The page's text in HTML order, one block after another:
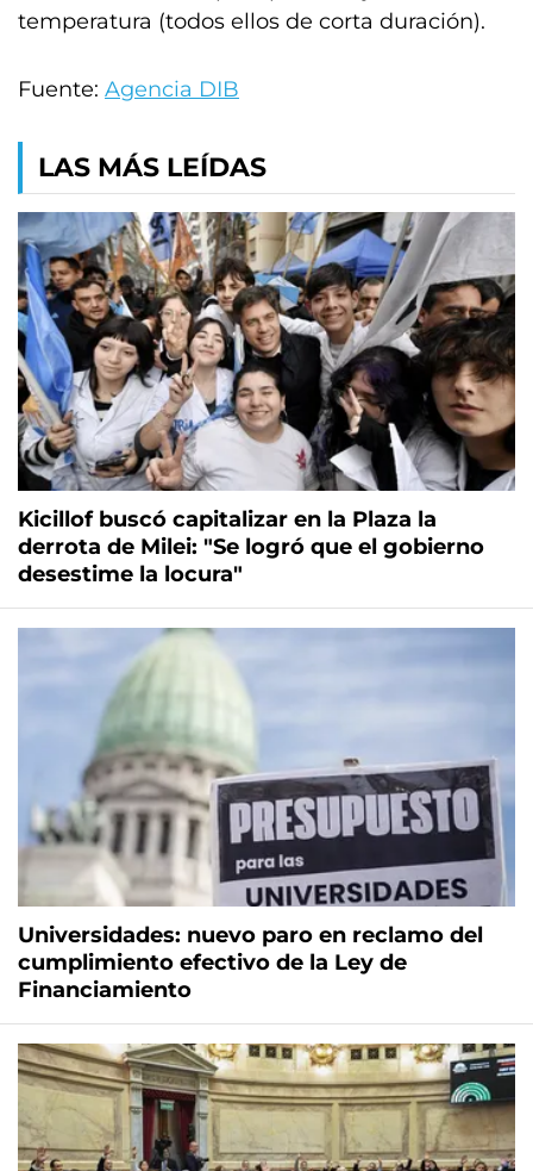
temperatura (todos ellos de corta duración).
Fuente: Agencia DIB
LAS MÁS LEÍDAS
Kicillof buscó capitalizar en la Plaza la
derrota de Milei: "Se logró que el gobierno
desestime la locura"
Universidades: nuevo paro en reclamo del
cumplimiento efectivo de la Ley de
Financiamiento